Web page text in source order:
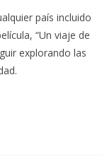
país incluido
“Un viaje de
explorando las